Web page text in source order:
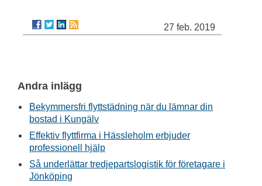
27 feb. 2019
Andra inlägg
Bekymmersfri flyttstädning när du lämnar din
bostad i Kungälv
Effektiv flyttfirma i Hässleholm erbjuder
professionell hjälp
Så underlättar tredjepartslogistik för företagare i
Jönköping